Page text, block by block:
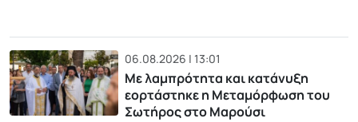
06.08.2026 | 13:01
Με λαμπρότητα και κατάνυξη
εορτάστηκε η Μεταμόρφωση του
Σωτήρος στο Μαρούσι